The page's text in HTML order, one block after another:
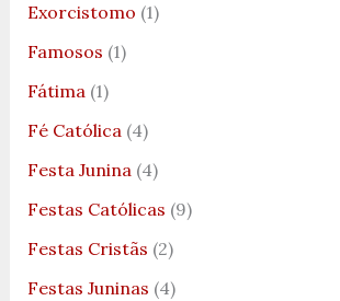
Exorcistomo (1)
Famosos (1)
Fátima(1)
Fé Católica(4)
Festa Junina(4)
Festas Católicas (9)
Festas Cristãs (2)
Festas Juninas (4)